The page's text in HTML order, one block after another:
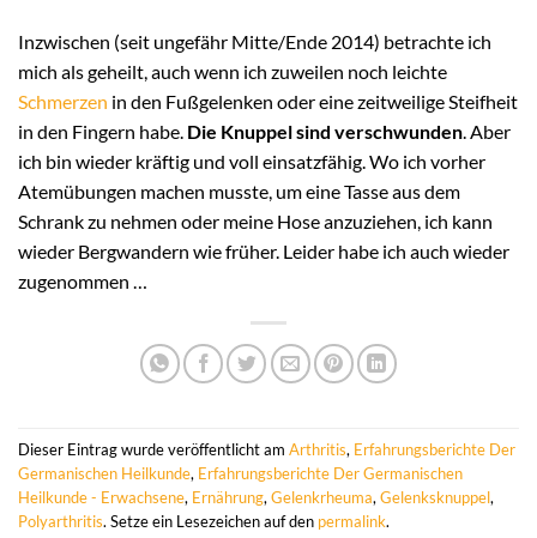
Inzwischen (seit ungefähr Mitte/Ende 2014) betrachte ich
mich als geheilt, auch wenn ich zuweilen noch leichte
Schmerzen in den Fußgelenken oder eine zeitweilige Steifheit
in den Fingern habe. Die Knuppel sind verschwunden. Aber
ich bin wieder kräftig und voll einsatzfähig. Wo ich vorher
Atemübungen machen musste, um eine Tasse aus dem
Schrank zu nehmen oder meine Hose anzuziehen, ich kann
wieder Bergwandern wie früher. Leider habe ich auch wieder
zugenommen …
Dieser Eintrag wurde veröffentlicht am Arthritis, Erfahrungsberichte Der
Germanischen Heilkunde, Erfahrungsberichte Der Germanischen
Heilkunde - Erwachsene, Ernährung, Gelenkrheuma, Gelenksknuppel,
Polyarthritis. Setze ein Lesezeichen auf den permalink.